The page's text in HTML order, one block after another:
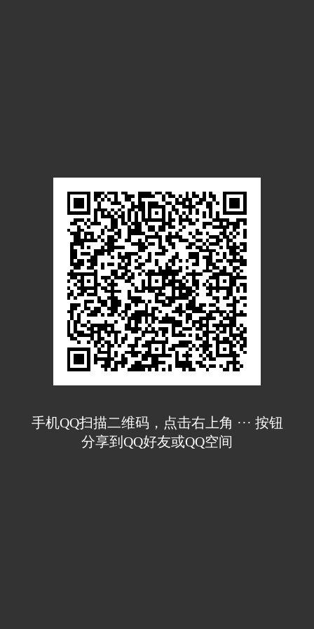
手机QQ扫描二维码，点击右上角 ··· 按钮
分享到QQ好友或QQ空间